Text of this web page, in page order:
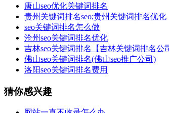
唐山seo优化关键词排名
贵州关键词排名seo;贵州关键词排名优化
seo关键词排名怎么做
沧州seo关键词排名优化
吉林seo关键词排名【吉林关键词排名公
佛山seo关键词排名(佛山seo推广公司)
洛阳seo关键词排名费用
猜你感兴趣